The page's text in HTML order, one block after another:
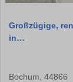
Großzügige,
in…
Bochum, 44866